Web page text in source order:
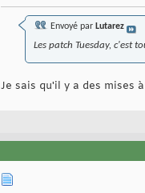
Envoyé par Lutarez
Les patch Tuesday, c'est
Je sais qu'il y a des mises